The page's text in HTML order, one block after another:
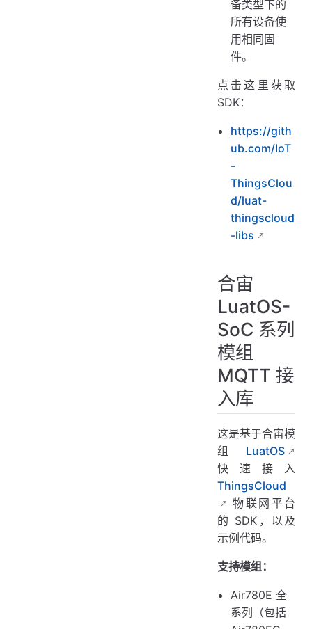
备类型下的
所有设备使
用相同固
件。
点击这里获取
SDK：
https://gith
ub.com/IoT
-
ThingsClou
d/luat-
thingscloud
-libs
合宙
LuatOS-
SoC 系列
模组
MQTT 接
入库
这是基于合宙模
组 LuatOS
快速接入
ThingsCloud
物联网平台
的 SDK，以及
示例代码。
支持模组：
Air780E 全
系列（包括